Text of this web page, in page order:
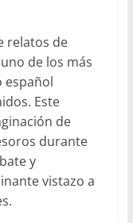
relatos de
de los más
español
Este
de
durante
y
vistazo a